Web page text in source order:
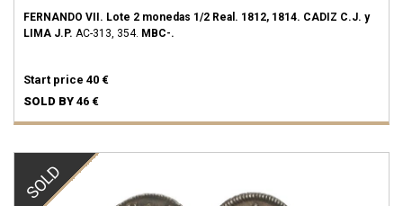
FERNANDO VII. Lote 2 monedas 1/2 Real. 1812, 1814. CADIZ C.J. y
LIMA J.P. AC-313, 354. MBC-.
Start price 40 €
SOLD BY 46 €
SOLD